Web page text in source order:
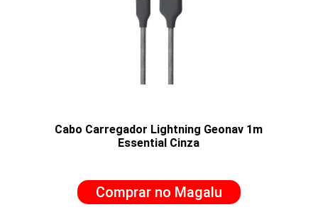
Cabo Carregador Lightning Geonav 1m
Essential Cinza
Comprar no Magalu